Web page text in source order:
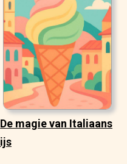
De magie van Italiaans
ijs